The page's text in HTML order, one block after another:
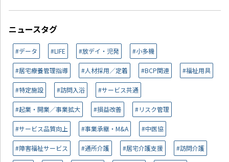
ニュースタグ
#データ #LIFE #放デイ・児発 #小多機
#居宅療養管理指導 #人材採用／定着 #BCP関連 #福祉用具
#特定施設 #訪問入浴 #サービス共通
#起業・開業／事業拡大 #損益改善 #リスク管理
#サービス品質向上 #事業承継・M&A #中医協
#障害福祉サービス #通所介護 #居宅介護支援 #訪問介護